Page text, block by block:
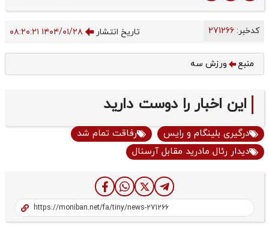
کدخبر: تاریخ انتشار ۱۴۰۴/۰۱/۲۸ ۰۸:۲۰:۲۱
منبع ورزش سه
این اخبار را دوست دارید
درگیری بلینگام و رایس
رفاقت تمام شد
دیدار رئال مادرید مقابل آرسنال